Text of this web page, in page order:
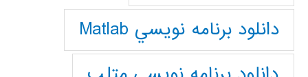
دانلود برنامه نويسي Matlab